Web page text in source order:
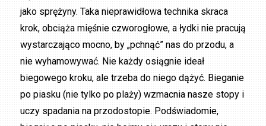
jako sprężyny. Taka nieprawidłowa technika skraca
krok, obciąża mięśnie czworogłowe, a łydki nie pracują
wystarczająco mocno, by „pchnąć” nas do przodu, a
nie wyhamowywać. Nie każdy osiągnie ideał
biegowego kroku, ale trzeba do niego dążyć. Bieganie
po piasku (nie tylko po plaży) wzmacnia nasze stopy i
uczy spadania na przodostopie. Podświadomie,